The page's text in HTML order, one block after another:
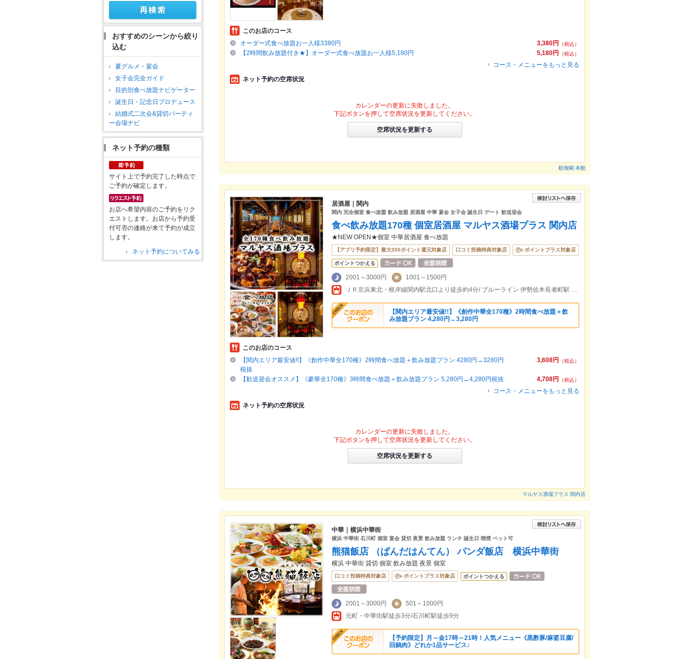
おすすめのシーンから絞り
込む
夏グルメ・宴会
女子会完全ガイド
目的別食べ放題ナビゲーター
誕生日・記念日プロデュース
結婚式二次会&貸切パーティ
ー会場ナビ
ネット予約の種類
サイト上で予約完了した時点で
ご予約が確定します。
お店へ希望内容のご予約をリク
エストします。お店から予約受
付可否の連絡が来て予約が成立
します。
ネット予約についてみる
このお店のコース
3,380円
（税込）
オーダー式食べ放題お一人様3380円
5,180円
（税込）
【2時間飲み放題付き★】オーダー式食べ放題お一人様5,180円
コース・メニューをもっと見る
ネット予約の空席状況
カレンダーの更新に失敗しました。
下記ボタンを押して空席状況を更新してください。
空席状況を更新する
順海閣 本館
居酒屋｜関内
関内 完全個室 食べ放題 飲み放題 居酒屋 中華 宴会 女子会 誕生日 デート 歓送迎会
食べ飲み放題170種 個室居酒屋 マルヤス酒場プラス 関内店
★NEW OPEN★個室 中華居酒屋 食べ放題
【アプリ予約限定】最大350ポイント還元対象店 口コミ投稿特典対象店 ポイントプラス対象店
ポイントつかえる
2001～3000円
1001～1500円
ＪＲ京浜東北・根岸線関内駅北口より徒歩約4分/ ブルーライン 伊勢佐木長者町駅 徒歩7分/京急本線 日ノ出町駅 徒歩10分
【関内エリア最安値!!】《創作中華全170種》2時間食べ放題＋飲
み放題プラン 4,280円→3,280円
このお店のコース
3,608円
（税込）
【関内エリア最安値!!】《創作中華全170種》2時間食べ放題＋飲み放題プラン 4280円→3280円
税抜
4,708円
（税込）
【歓送迎会オススメ】《豪華全170種》3時間食べ放題＋飲み放題プラン 5,280円→4,280円税抜
コース・メニューをもっと見る
ネット予約の空席状況
カレンダーの更新に失敗しました。
下記ボタンを押して空席状況を更新してください。
空席状況を更新する
マルヤス酒場プラス 関内店
中華｜横浜中華街
横浜 中華街 石川町 個室 宴会 貸切 夜景 飲み放題 ランチ 誕生日 喫煙 ペット可
熊猫飯店 （ぱんだはんてん） パンダ飯店 横浜中華街
横浜 中華街 貸切 個室 飲み放題 夜景 個室
口コミ投稿特典対象店 ポイントプラス対象店 ポイントつかえる
2001～3000円
501～1000円
元町・中華街駅徒歩3分/石川町駅徒歩9分
【予約限定】月～金17時～21時！人気メニュー《黒酢豚/麻婆豆腐/
回鍋肉》どれか1品サービス♪